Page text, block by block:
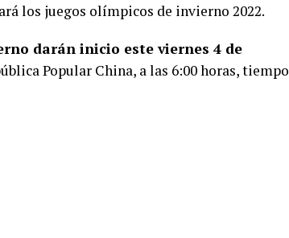
los juegos olímpicos de invierno 2022.
darán inicio este viernes 4 de
Popular China, a las 6:00 horas, tiempo